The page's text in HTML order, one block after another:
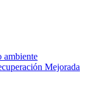
ambiente
Mejorada